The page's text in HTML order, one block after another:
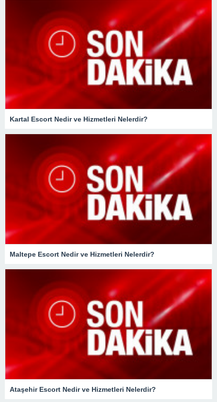
Kartal Escort Nedir ve Hizmetleri Nelerdir?
Maltepe Escort Nedir ve Hizmetleri Nelerdir?
Ataşehir Escort Nedir ve Hizmetleri Nelerdir?